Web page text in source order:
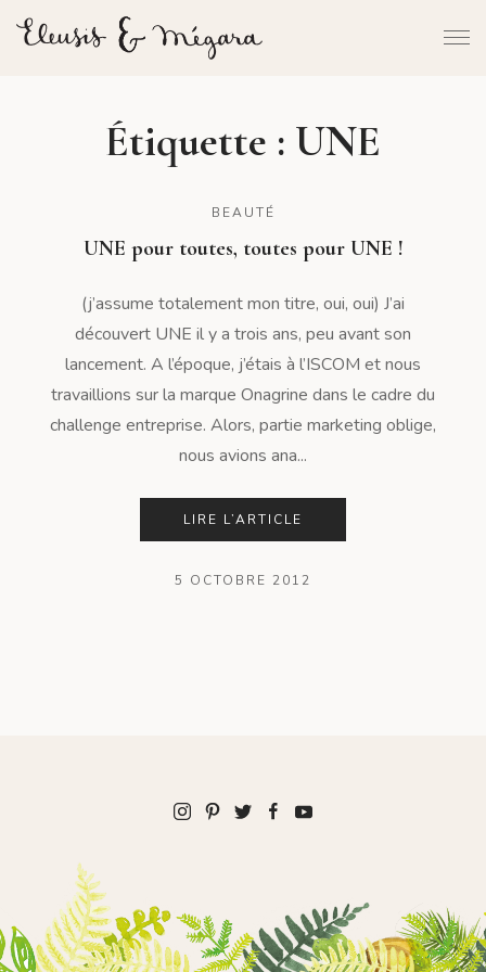
Étiquette : UNE
BEAUTÉ
UNE pour toutes, toutes pour UNE !
(j’assume totalement mon titre, oui, oui) J’ai
découvert UNE il y a trois ans, peu avant son
lancement. A l’époque, j’étais à l’ISCOM et nous
travaillions sur la marque Onagrine dans le cadre du
challenge entreprise. Alors, partie marketing oblige,
nous avions ana...
LIRE L’ARTICLE
5 OCTOBRE 2012